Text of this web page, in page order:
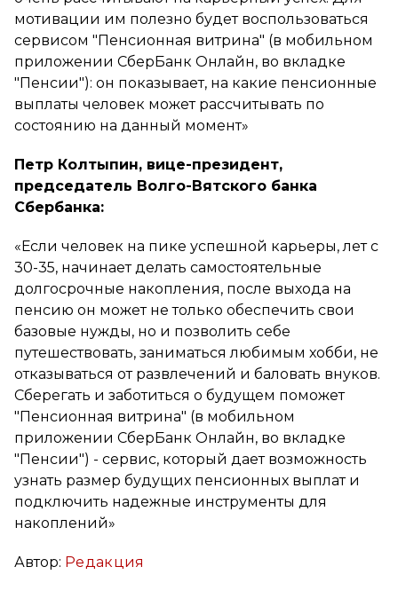
мотивации им полезно будет воспользоваться
сервисом "Пенсионная витрина" (в мобильном
приложении СберБанк Онлайн, во вкладке
"Пенсии"): он показывает, на какие пенсионные
выплаты человек может рассчитывать по
состоянию на данный момент»
Петр Колтыпин, вице-президент,
председатель Волго-Вятского банка
Сбербанка:
«Если человек на пике успешной карьеры, лет с
30-35, начинает делать самостоятельные
долгосрочные накопления, после выхода на
пенсию он может не только обеспечить свои
базовые нужды, но и позволить себе
путешествовать, заниматься любимым хобби, не
отказываться от развлечений и баловать внуков.
Сберегать и заботиться о будущем поможет
"Пенсионная витрина" (в мобильном
приложении СберБанк Онлайн, во вкладке
"Пенсии") - сервис, который дает возможность
узнать размер будущих пенсионных выплат и
подключить надежные инструменты для
накоплений»
Автор: Редакция